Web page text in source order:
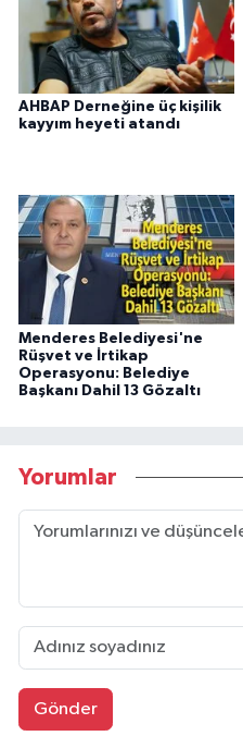
AHBAP Derneğine üç kişilik
kayyım heyeti atandı
Menderes Belediyesi'ne
Rüşvet ve İrtikap
Operasyonu: Belediye
Başkanı Dahil 13 Gözaltı
Yorumlar
Gönder